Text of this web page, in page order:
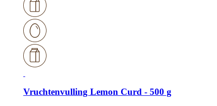
Vruchtenvulling Lemon Curd - 500 g